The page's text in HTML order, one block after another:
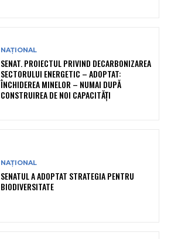
NAȚIONAL
SENAT. PROIECTUL PRIVIND DECARBONIZAREA
SECTORULUI ENERGETIC – ADOPTAT:
ÎNCHIDEREA MINELOR – NUMAI DUPĂ
CONSTRUIREA DE NOI CAPACITĂȚI
NAȚIONAL
SENATUL A ADOPTAT STRATEGIA PENTRU
BIODIVERSITATE